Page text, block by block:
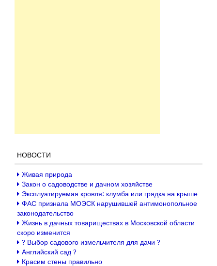
НОВОСТИ
Живая природа
Закон о садоводстве и дачном хозяйстве
Эксплуатируемая кровля: клумба или грядка на крыше
ФАС признала МОЭСК нарушившей антимонопольное
законодательство
Жизнь в дачных товариществах в Московской области
скоро изменится
? Выбор садового измельчителя для дачи ?
Английский сад ?
Красим стены правильно